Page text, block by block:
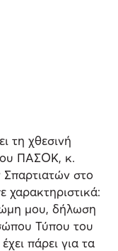
τη χθεσινή
ΠΑΣΟΚ, κ.
στο
χαρακτηριστικά:
μου, δήλωση
Τύπου του
πάρει για τα